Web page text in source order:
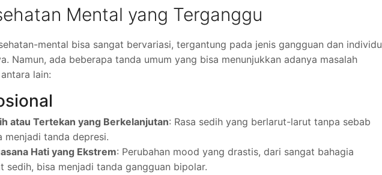
Mental yang Terganggu
mental bisa sangat bervariasi, tergantung pada jenis gangguan dan individu
Namun, ada beberapa tanda umum yang bisa menunjukkan adanya masalah
lain:
atau Tertekan yang Berkelanjutan: Rasa sedih yang berlarut-larut tanpa sebab
menjadi tanda depresi.
Hati yang Ekstrem: Perubahan mood yang drastis, dari sangat bahagia
sedih, bisa menjadi tanda gangguan bipolar.